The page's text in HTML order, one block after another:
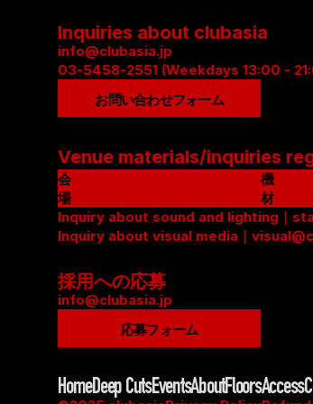
Inquiries about clubasia
info@clubasia.jp
03-5458-2551 (Weekdays 13:00 -
お問い合わせフォーム
Venue materials/inquiries
会
場
資
料
P
D
F
機
材
リ
ス
Inquiry about sound and lighting｜
Inquiry about visual media｜
採用への応募
info@clubasia.jp
応募フォーム
HomeDeep CutsEventsAboutFloorsAccess